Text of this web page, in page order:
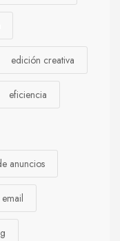
edición creativa
eficiencia
anuncios
email